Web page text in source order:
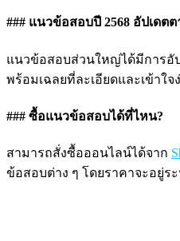
### แนวข้อสอบปี 2568 อัปเดต
แนวข้อสอบส่วนใหญ่ได้มีการอั
พร้อมเฉลยที่ละเอียดและเข้าใจ
### ซื้อแนวข้อสอบได้ที่ไหน?
สามารถสั่งซื้อออนไลน์ได้จาก
ข้อสอบต่าง ๆ โดยราคาจะอยู่ร